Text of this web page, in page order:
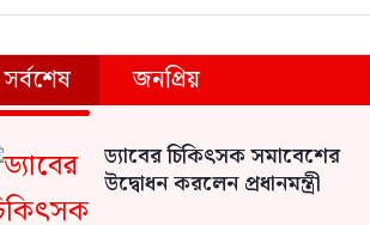
সর্বশেষ জনপ্রিয়
ড্যাবের চিকিৎসক সমাবেশের
উদ্বোধন করলেন প্রধানমন্ত্রী